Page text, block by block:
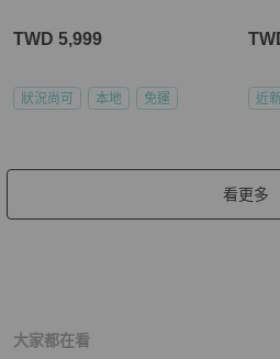
TWD 5,999
狀況尚可 本地 免運 近
看更多
大家都在看